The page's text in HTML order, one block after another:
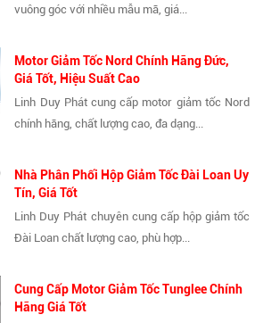
vuông góc với nhiều mẫu mã, giá...
Motor Giảm Tốc Nord Chính Hãng Đức,
Giá Tốt, Hiệu Suất Cao
Linh Duy Phát cung cấp motor giảm tốc Nord
chính hãng, chất lượng cao, đa dạng...
Nhà Phân Phối Hộp Giảm Tốc Đài Loan Uy
Tín, Giá Tốt
Linh Duy Phát chuyên cung cấp hộp giảm tốc
Đài Loan chất lượng cao, phù hợp...
Cung Cấp Motor Giảm Tốc Tunglee Chính
Hãng Giá Tốt